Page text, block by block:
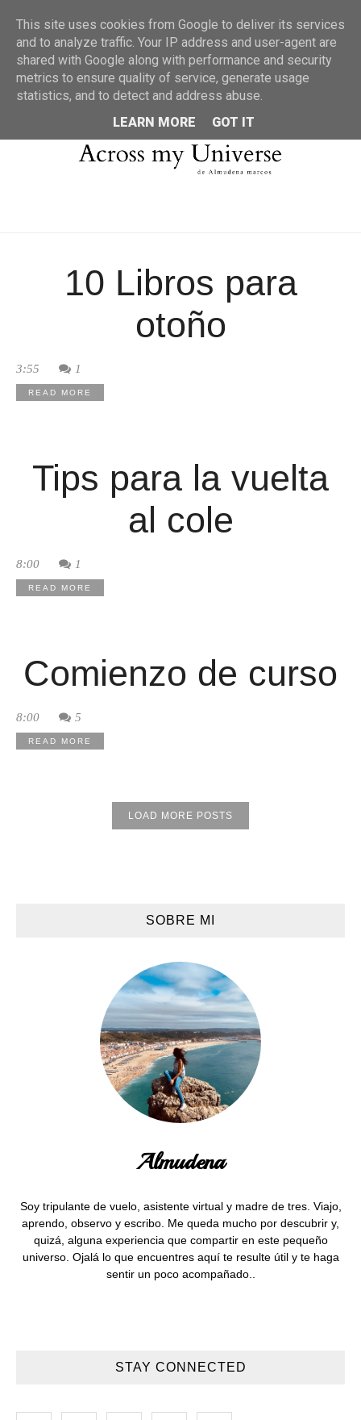
MENU
10 Libros para
otoño
3:55 1
READ MORE
Tips para la vuelta
al cole
8:00 1
READ MORE
Comienzo de curso
8:00 5
READ MORE
LOAD MORE POSTS
SOBRE MI
Almudena
Soy tripulante de vuelo, asistente virtual y madre de tres. Viajo,
aprendo, observo y escribo. Me queda mucho por descubrir y,
quizá, alguna experiencia que compartir en este pequeño
universo. Ojalá lo que encuentres aquí te resulte útil y te haga
sentir un poco acompañado..
STAY CONNECTED
This site uses cookies from Google to deliver its services
and to analyze traffic. Your IP address and user-agent are
shared with Google along with performance and security
metrics to ensure quality of service, generate usage
statistics, and to detect and address abuse.
LEARN MORE
GOT IT